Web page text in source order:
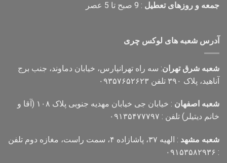
جمعه و روزهای تعطیل : 9 صبح تا 5 عصر
آدرس شعبه های لوکس چری
شعبه شرق تهران: سه راه تهرانپارس، خیابان دماوند، جنب برج
آناهید، پلاک ۳۹۰ تلفن ۰۹۳۵۷۶۵۲۶۲۳
شعبه اصفهان
: خیابان جی خیابان مهدیه جنوبی پلاک ۱۰۸ (آقا و
خانم دیتیلر) تلفن : ۰۹۱۳۵۴۷۷۷۹۷
شعبه مشهد
: الهیه ۳۷، پاشازاده ۴، سمت راست، مغازه دوم تلفن
: ۰۹۱۵۳۵۸۲۹۳۶